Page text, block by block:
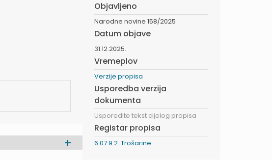
Objavljeno
Narodne novine 158/2025
Datum objave
31.12.2025.
Vremeplov
Verzije propisa
Usporedba verzija
dokumenta
Usporedite tekst cijelog propisa
Registar propisa
6.07.9.2. Trošarine